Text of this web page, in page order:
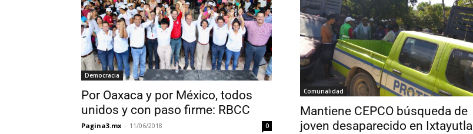
Democracia
Por Oaxaca y por México, todos
unidos y con paso firme: RBCC
Pagina3.mx - 11/06/2018 0
Comunalidad
Mantiene CEPCO búsqueda de
joven desaparecido en Ixtayutla